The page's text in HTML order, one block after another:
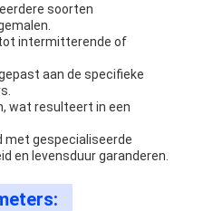
soorten
intermitterende of
aan de specifieke
wat resulteert in een
met gespecialiseerde
en levensduur garanderen.